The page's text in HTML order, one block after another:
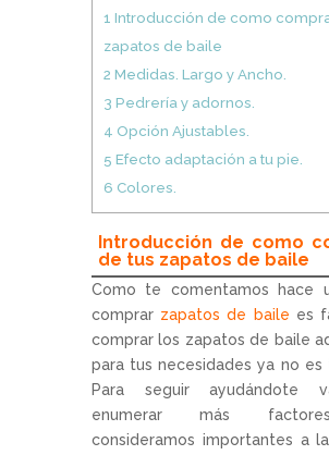
1 Introducción de como
zapatos de baile
2 Medidas. Largo y Ancho.
3 Pedrería y adornos.
4 Opción Ajustables.
5 Efecto adaptación a tu pie.
6 Colores.
Introducción de como
de tus zapatos de baile
Como te comentamos hace
comprar zapatos de baile es
comprar los zapatos de baile
para tus necesidades ya no es
Para seguir ayudándote
enumerar más
consideramos importantes a